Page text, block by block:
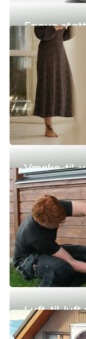
Enova
2026
Væske-til-
guide
Luft-til-luft
(pris,